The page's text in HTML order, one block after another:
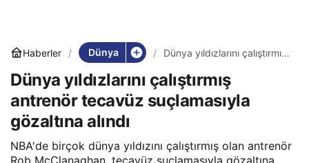
Haberler Dünya
Dünya yıldızlarını çalıştırmış
suçlamasıyla gözaltına alındı
Dünya yıldızlarını çalıştırmış
antrenör tecavüz suçlamasıyla
gözaltına alındı
NBA'de birçok dünya yıldızını çalıştırmış olan antrenör